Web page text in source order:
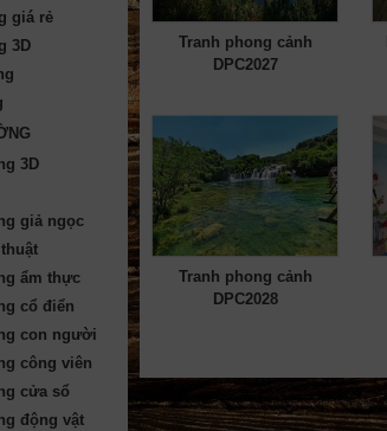
Tranh phong cảnh
DPC2027
Tranh phong cảnh
DPC2028
giá rẻ
3D
3D
giả ngọc
ẩm thực
cổ điển
con người
công viên
cửa sổ
động vật